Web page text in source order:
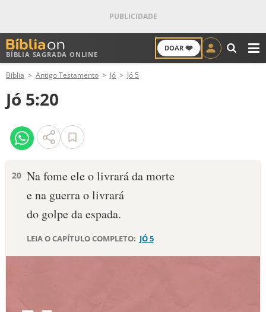
BÍBLIA SAGRADA ONLINE
DOAR ❤️
ANTIGO TESTAMENTO
NOVO TESTAMENTO
VERSÍCULOS
PALAVRA DO DIA
DEVOCIONAL DIÁRIO
Bíblia Antigo Testamento Jó Jó 5
Jó 5:20
20 Na fome ele o livrará da morte
e na guerra o livrará
do golpe da espada.
LEIA O CAPÍTULO COMPLETO: JÓ 5